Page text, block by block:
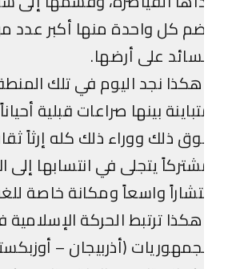
كل واحدة منها أكبر عدد من
على أرضها.
نجد اليوم في تلك المنطقة
بينها صراعات قبلية أحياناً.
ذلك ووراء ذلك كله إرثاً ثقافياً
يتجلى في انتسابها إلى
واسعاً ومكانة خاصة للغة
ترتبط الحركة الإسلامية في
(أذربيجان – أوزبكستان